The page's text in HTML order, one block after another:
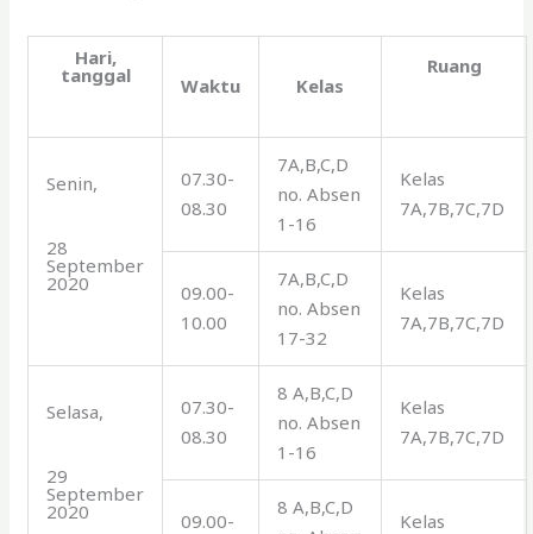
Hari,
tanggal Waktu Kelas
Ruang
Senin,
28
September
2020
07.30-
08.30
7A,B,C,D
no. Absen
1-16
Kelas
7A,7B,7C,7D
09.00-
10.00
7A,B,C,D
no. Absen
17-32
Kelas
7A,7B,7C,7D
Selasa,
29
September
2020
07.30-
08.30
8 A,B,C,D
no. Absen
1-16
Kelas
7A,7B,7C,7D
09.00-
8 A,B,C,D
Kelas